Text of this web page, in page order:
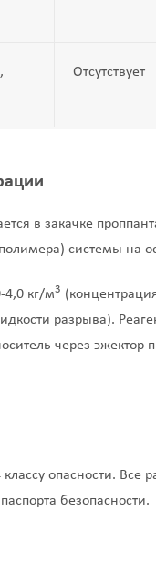
Отсутствует
в закачке
системы на
4,0 кг/м3
разрыва).
через эжектор
классу опасности. Все
безопасности.